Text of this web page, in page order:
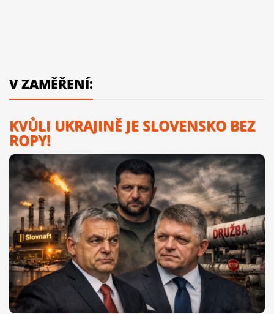
V ZAMĚŘENÍ:
KVŮLI UKRAJINĚ JE SLOVENSKO BEZ
ROPY!